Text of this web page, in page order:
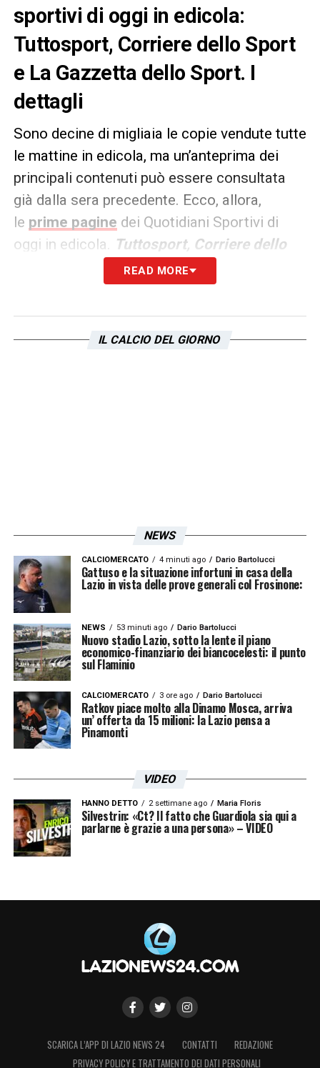
sportivi di oggi in edicola:
Tuttosport, Corriere dello Sport
e La Gazzetta dello Sport. I
dettagli
Sono decine di migliaia le copie vendute tutte
le mattine in edicola, ma un’anteprima dei
principali contenuti può essere consultata
già dalla sera precedente. Ecco, allora,
le prime pagine dei Quotidiani Sportivi di
oggi in edicola.
Tuttosport, Corriere dello
Sport e La Gazzetta dello
rappresentano i principali quotidiani
Le prime pagine sportive nazionali - 21 settembre 2025 27
READ MORE
IL CALCIO DEL GIORNO
NEWS
CALCIOMERCATO 4 minuti ago Dario Bartolucci
Gattuso e la situazione infortuni in casa della
Lazio in vista delle prove generali col Frosinone:
NEWS 53 minuti ago Dario Bartolucci
Nuovo stadio Lazio, sotto la lente il piano
economico-finanziario dei biancocelesti: il punto
sul Flaminio
CALCIOMERCATO 3 ore ago Dario Bartolucci
Ratkov piace molto alla Dinamo Mosca, arriva
un’ offerta da 15 milioni: la Lazio pensa a
Pinamonti
VIDEO
HANNO DETTO 2 settimane ago Maria Floris
Silvestrin: «Ct? Il fatto che Guardiola sia qui a
parlarne è grazie a una persona» – VIDEO
SCARICA L’APP DI LAZIO NEWS 24 CONTATTI
REDAZIONE
PRIVACY POLICY E TRATTAMENTO DEI DATI PERSONALI